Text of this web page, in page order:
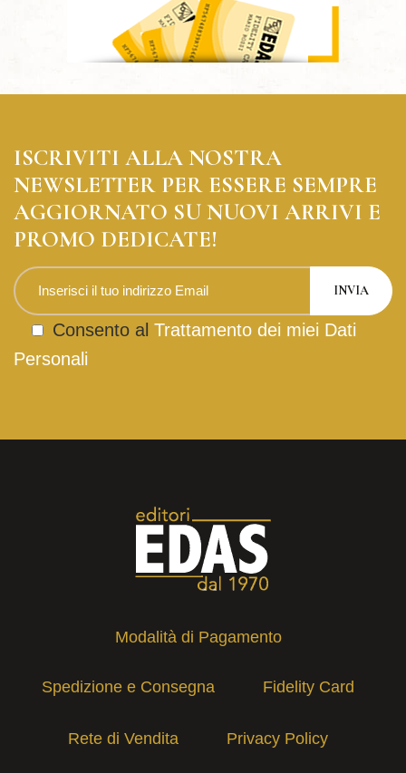
ISCRIVITI ALLA NOSTRA
NEWSLETTER PER ESSERE SEMPRE
AGGIORNATO SU NUOVI ARRIVI E
PROMO DEDICATE!
Consento al Trattamento dei miei Dati
Personali
Modalità di Pagamento
Spedizione e Consegna Fidelity Card
Rete di Vendita Privacy Policy